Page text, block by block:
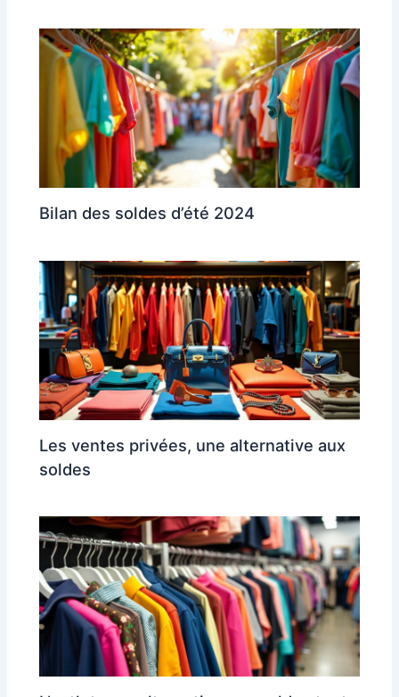
Bilan des soldes d’été 2024
Les ventes privées, une alternative aux
soldes